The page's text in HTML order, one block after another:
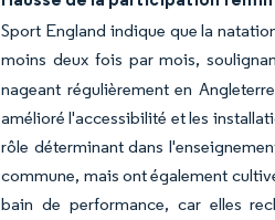
Sport England indique que la
moins deux fois par mois,
nageant régulièrement en
amélioré l'accessibilité et les
rôle déterminant dans
commune, mais ont également
bain de performance, car elles